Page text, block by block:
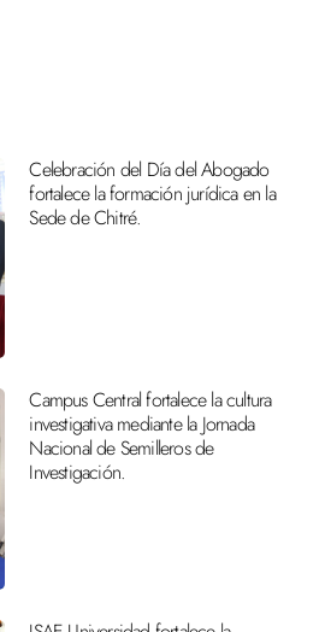
Celebración del Día del Abogado
fortalece la formación jurídica en la
Sede de Chitré.
Campus Central fortalece la cultura
investigativa mediante la Jornada
Nacional de Semilleros de
Investigación.